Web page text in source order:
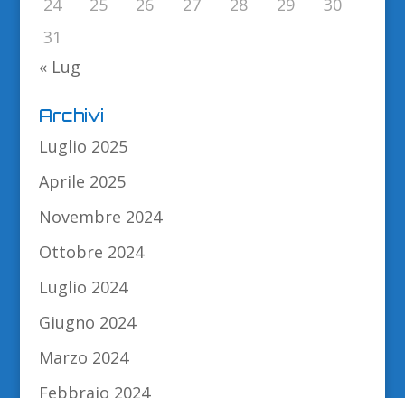
31
« Lug
Archivi
Luglio 2025
Aprile 2025
Novembre 2024
Ottobre 2024
Luglio 2024
Giugno 2024
Marzo 2024
Febbraio 2024